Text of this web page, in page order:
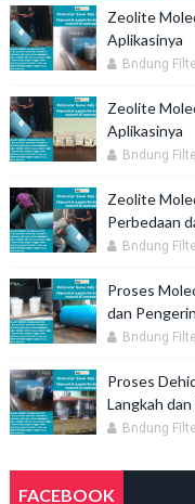
Zeolite
Aplikasinya
Bndung
Zeolite
Aplikasinya
Bndung
Zeolite
Perbedaan
Bndung
Proses
dan
Bndung
Proses
Langkah
Bndung
FACEBOOK